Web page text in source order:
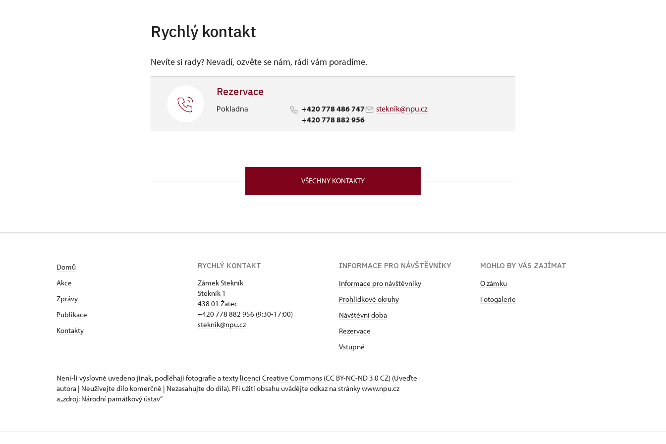
Rychlý kontakt
Nevíte si rady? Nevadí, ozvěte se nám, rádi vám poradíme.
Rezervace
Pokladna
+420 778 486 747
+420 778 882 956
steknik@npu.cz
VŠECHNY KONTAKTY
Domů
Akce
Zprávy
Publikace
Kontakty
RYCHLÝ KONTAKT
Zámek Stekník
Stekník 1
438 01 Žatec
+420 778 882 956 (9:30-17:00)
steknik@npu.cz
INFORMACE PRO NÁVŠTĚVNÍKY
Informace pro návštěvníky
Prohlídkové okruhy
Návštěvní doba
Rezervace
Vstupné
MOHLO BY VÁS ZAJÍMAT
O zámku
Fotogalerie
Není-li výslovně uvedeno jinak, podléhají fotografie a texty licenci Creative Commons (CC BY-NC-ND 3.0 CZ) (Uveďte
autora | Neužívejte dílo komerčně | Nezasahujte do díla). Při užití obsahu uvádějte odkaz na stránky www.npu.cz
a „zdroj: Národní památkový ústav“